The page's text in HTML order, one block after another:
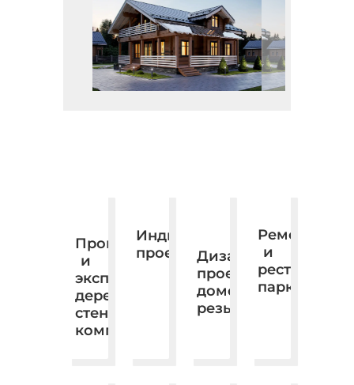
Производство
и
экспорт
деревянных
стеновых
комплектов.
Индивидуальное
проектирование.
Дизайн,
проектирование,
домовая
резьба.
Ремонт
и
паркета